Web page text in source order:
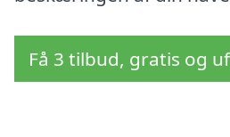
Få 3 tilbud, gratis og